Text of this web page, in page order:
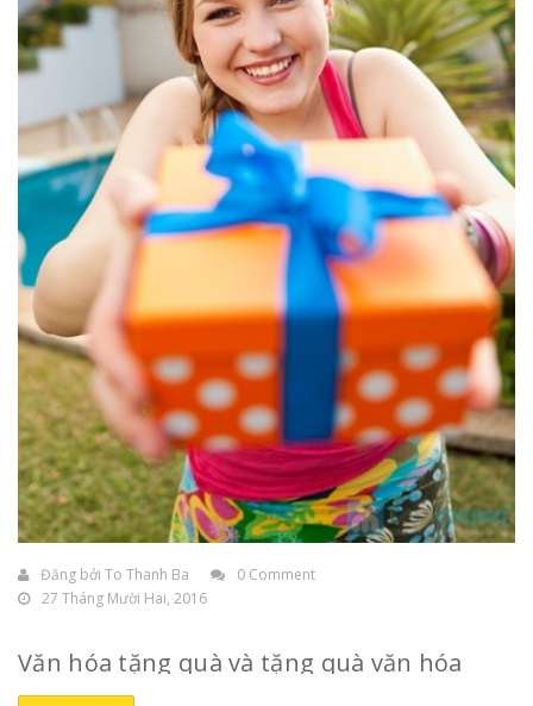
Đăng bởi To Thanh Ba
0 Comment
27 Tháng Mười Hai, 2016
Văn hóa tặng quà và tặng quà văn hóa
Tâm lý chung của mỗi người là đều thích được